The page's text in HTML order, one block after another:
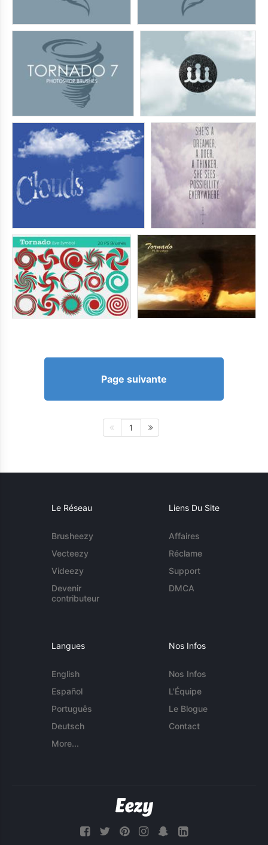
Page suivante
1
Le Réseau
Brusheezy
Vecteezy
Videezy
Devenir
contributeur
Liens Du Site
Affaires
Réclame
Support
DMCA
Langues
English
Español
Português
Deutsch
More...
Nos Infos
Nos Infos
L'Équipe
Le Blogue
Contact